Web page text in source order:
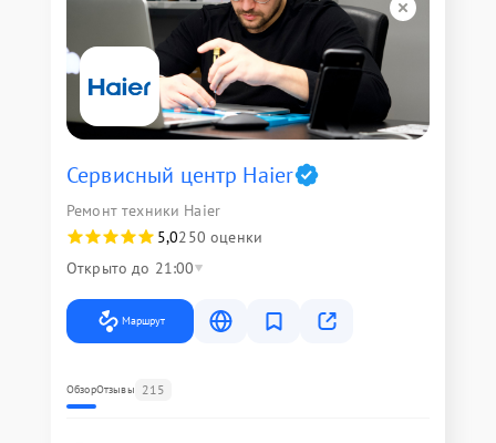
Сервисный центр Haier
Ремонт техники Haier
5,0250 оценки
Открыто до 21:00
Маршрут
ОбзорОтзывы 215